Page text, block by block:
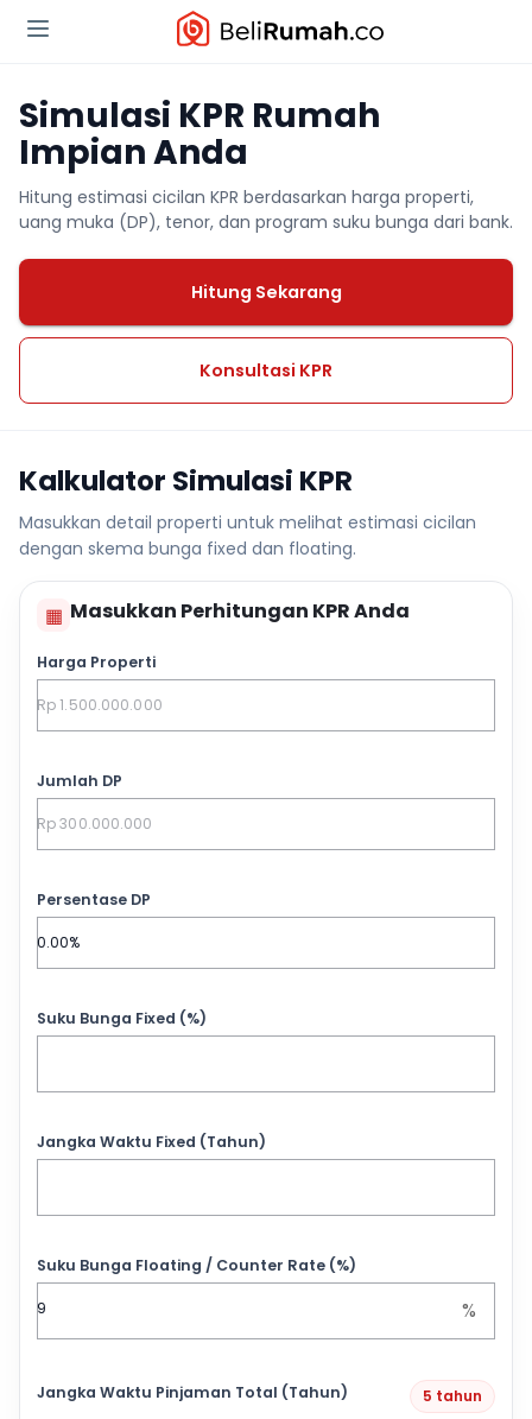
Simulasi KPR Rumah
Impian Anda
Hitung estimasi cicilan KPR berdasarkan harga properti,
uang muka (DP), tenor, dan program suku bunga dari bank.
Hitung Sekarang
Konsultasi KPR
Kalkulator Simulasi KPR
Masukkan detail properti untuk melihat estimasi cicilan
dengan skema bunga fixed dan floating.
▦ Masukkan Perhitungan KPR Anda
Harga Properti
Jumlah DP
Persentase DP
Suku Bunga Fixed (%)
Jangka Waktu Fixed (Tahun)
Suku Bunga Floating / Counter Rate (%)
%
Jangka Waktu Pinjaman Total (Tahun) 5 tahun